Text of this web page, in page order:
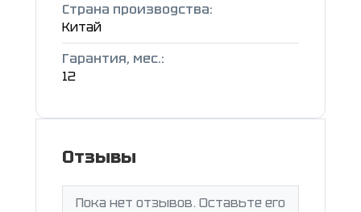
Страна производства:
Китай
Гарантия, мес.:
12
Отзывы
Пока нет отзывов. Оставьте его